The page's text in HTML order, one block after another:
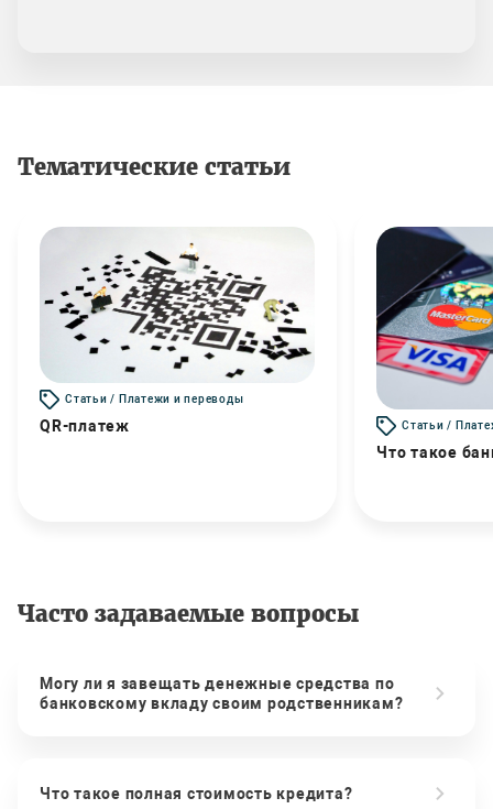
Тематические статьи
Статьи / Платежи и переводы
QR-платеж Статьи /
Что такое
Часто задаваемые вопросы
Могу ли я завещать денежные средства по
банковскому вкладу своим родственникам?
Что такое полная стоимость кредита?